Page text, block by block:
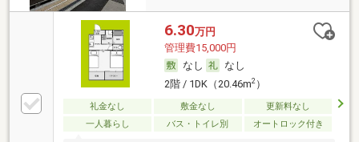
6.30万円
管理費15,000円
なし
なし
2階 / 1DK（20.46m2）
礼金なし 敷金なし
更新料なし
一人暮らし
バス・トイレ別 オートロック付き